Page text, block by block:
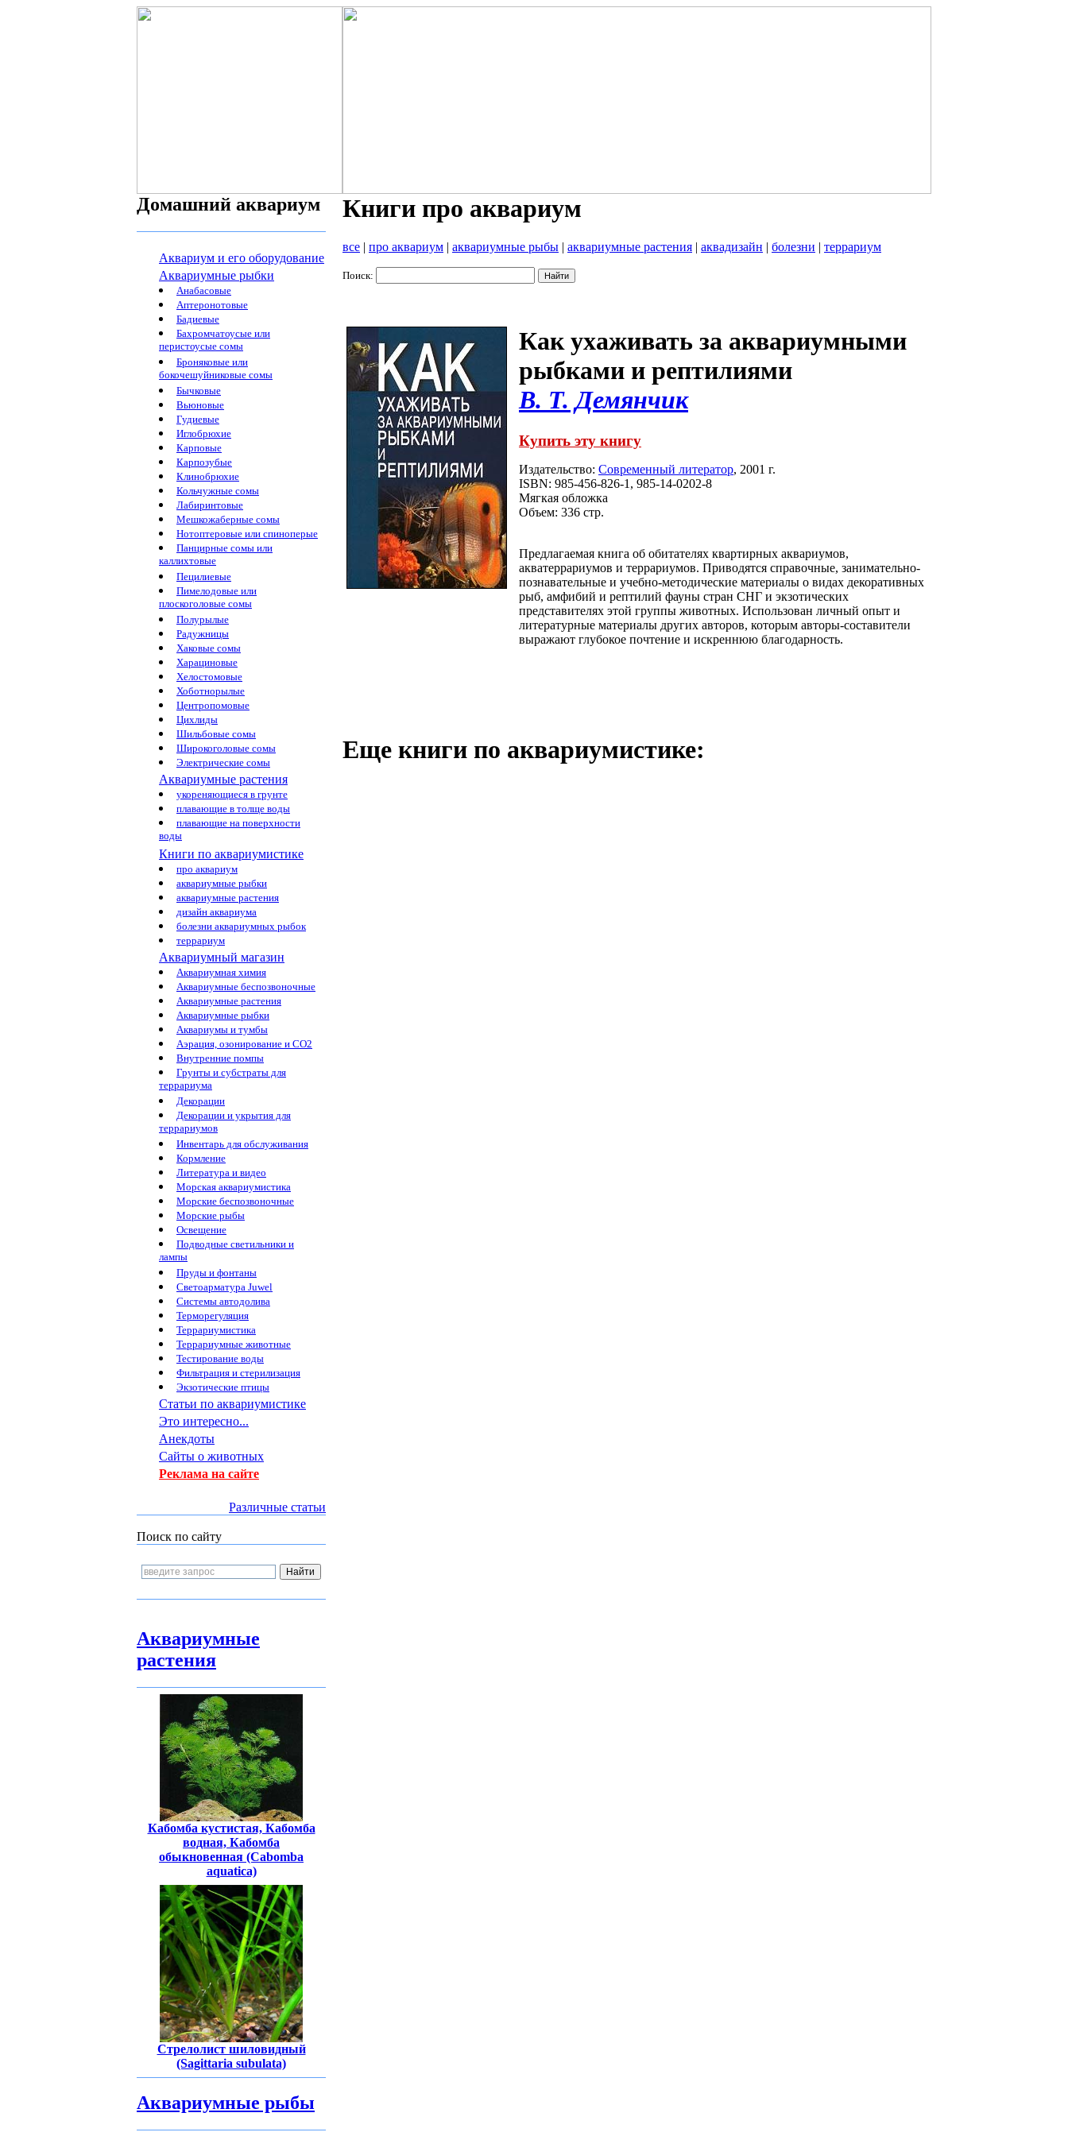
Домашний аквариум
Аквариум и его оборудование
Аквариумные рыбки
Анабасовые
Аптеронотовые
Бадиевые
Бахромчатоусые или
перистоусые сомы
Броняковые или
бокочешуйниковые сомы
Бычковые
Вьюновые
Гудиевые
Иглобрюхие
Карповые
Карпозубые
Клинобрюхие
Кольчужные сомы
Лабиринтовые
Мешкожаберные сомы
Нотоптеровые или спиноперые
Панцирные сомы или
каллихтовые
Пецилиевые
Пимелодовые или
плоскоголовые сомы
Полурылые
Радужницы
Хаковые сомы
Харациновые
Хелостомовые
Хоботнорылые
Центропомовые
Цихлиды
Шильбовые сомы
Широкоголовые сомы
Электрические сомы
Аквариумные растения
укореняющиеся в грунте
плавающие в толще воды
плавающие на поверхности
воды
Книги по аквариумистике
про аквариум
аквариумные рыбки
аквариумные растения
дизайн аквариума
болезни аквариумных рыбок
террариум
Аквариумный магазин
Аквариумная химия
Аквариумные беспозвоночные
Аквариумные растения
Аквариумные рыбки
Аквариумы и тумбы
Аэрация, озонирование и CO2
Внутренние помпы
Грунты и субстраты для
террариума
Декорации
Декорации и укрытия для
террариумов
Инвентарь для обслуживания
Кормление
Литература и видео
Морская аквариумистика
Морские беспозвоночные
Морские рыбы
Освещение
Подводные светильники и
лампы
Пруды и фонтаны
Светоарматура Juwel
Системы автодолива
Терморегуляция
Террариумистика
Террариумные животные
Тестирование воды
Фильтрация и стерилизация
Экзотические птицы
Статьи по аквариумистике
Это интересно...
Анекдоты
Сайты о животных
Реклама на сайте
Различные статьи
Поиск по сайту
Аквариумные
растения
Кабомба кустистая, Кабомба
водная, Кабомба
обыкновенная (Cabomba
aquatica)
Стрелолист шиловидный
(Sagittaria subulata)
Аквариумные рыбы
Книги про аквариум
все | про аквариум | аквариумные рыбы | аквариумные растения | аквадизайн | болезни | террариум
Поиск:
Как ухаживать за аквариумными
рыбками и рептилиями
В. Т. Демянчик
Купить эту книгу
Издательство: Современный литератор, 2001 г.
ISBN: 985-456-826-1, 985-14-0202-8
Мягкая обложка
Объем: 336 стр.
Предлагаемая книга об обитателях квартирных аквариумов,
акватеррариумов и террариумов. Приводятся справочные, занимательно-
познавательные и учебно-методические материалы о видах декоративных
рыб, амфибий и рептилий фауны стран СНГ и экзотических
представителях этой группы животных. Использован личный опыт и
литературные материалы других авторов, которым авторы-составители
выражают глубокое почтение и искреннюю благодарность.
Еще книги по аквариумистике: